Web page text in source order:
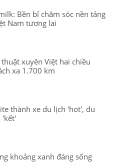
Bền bỉ chăm sóc nền tảng
Nam tương lai
xuyên Việt hai chiều
xa 1.700 km
thành xe du lịch 'hot', du
'kết'
khoảng xanh đáng sống